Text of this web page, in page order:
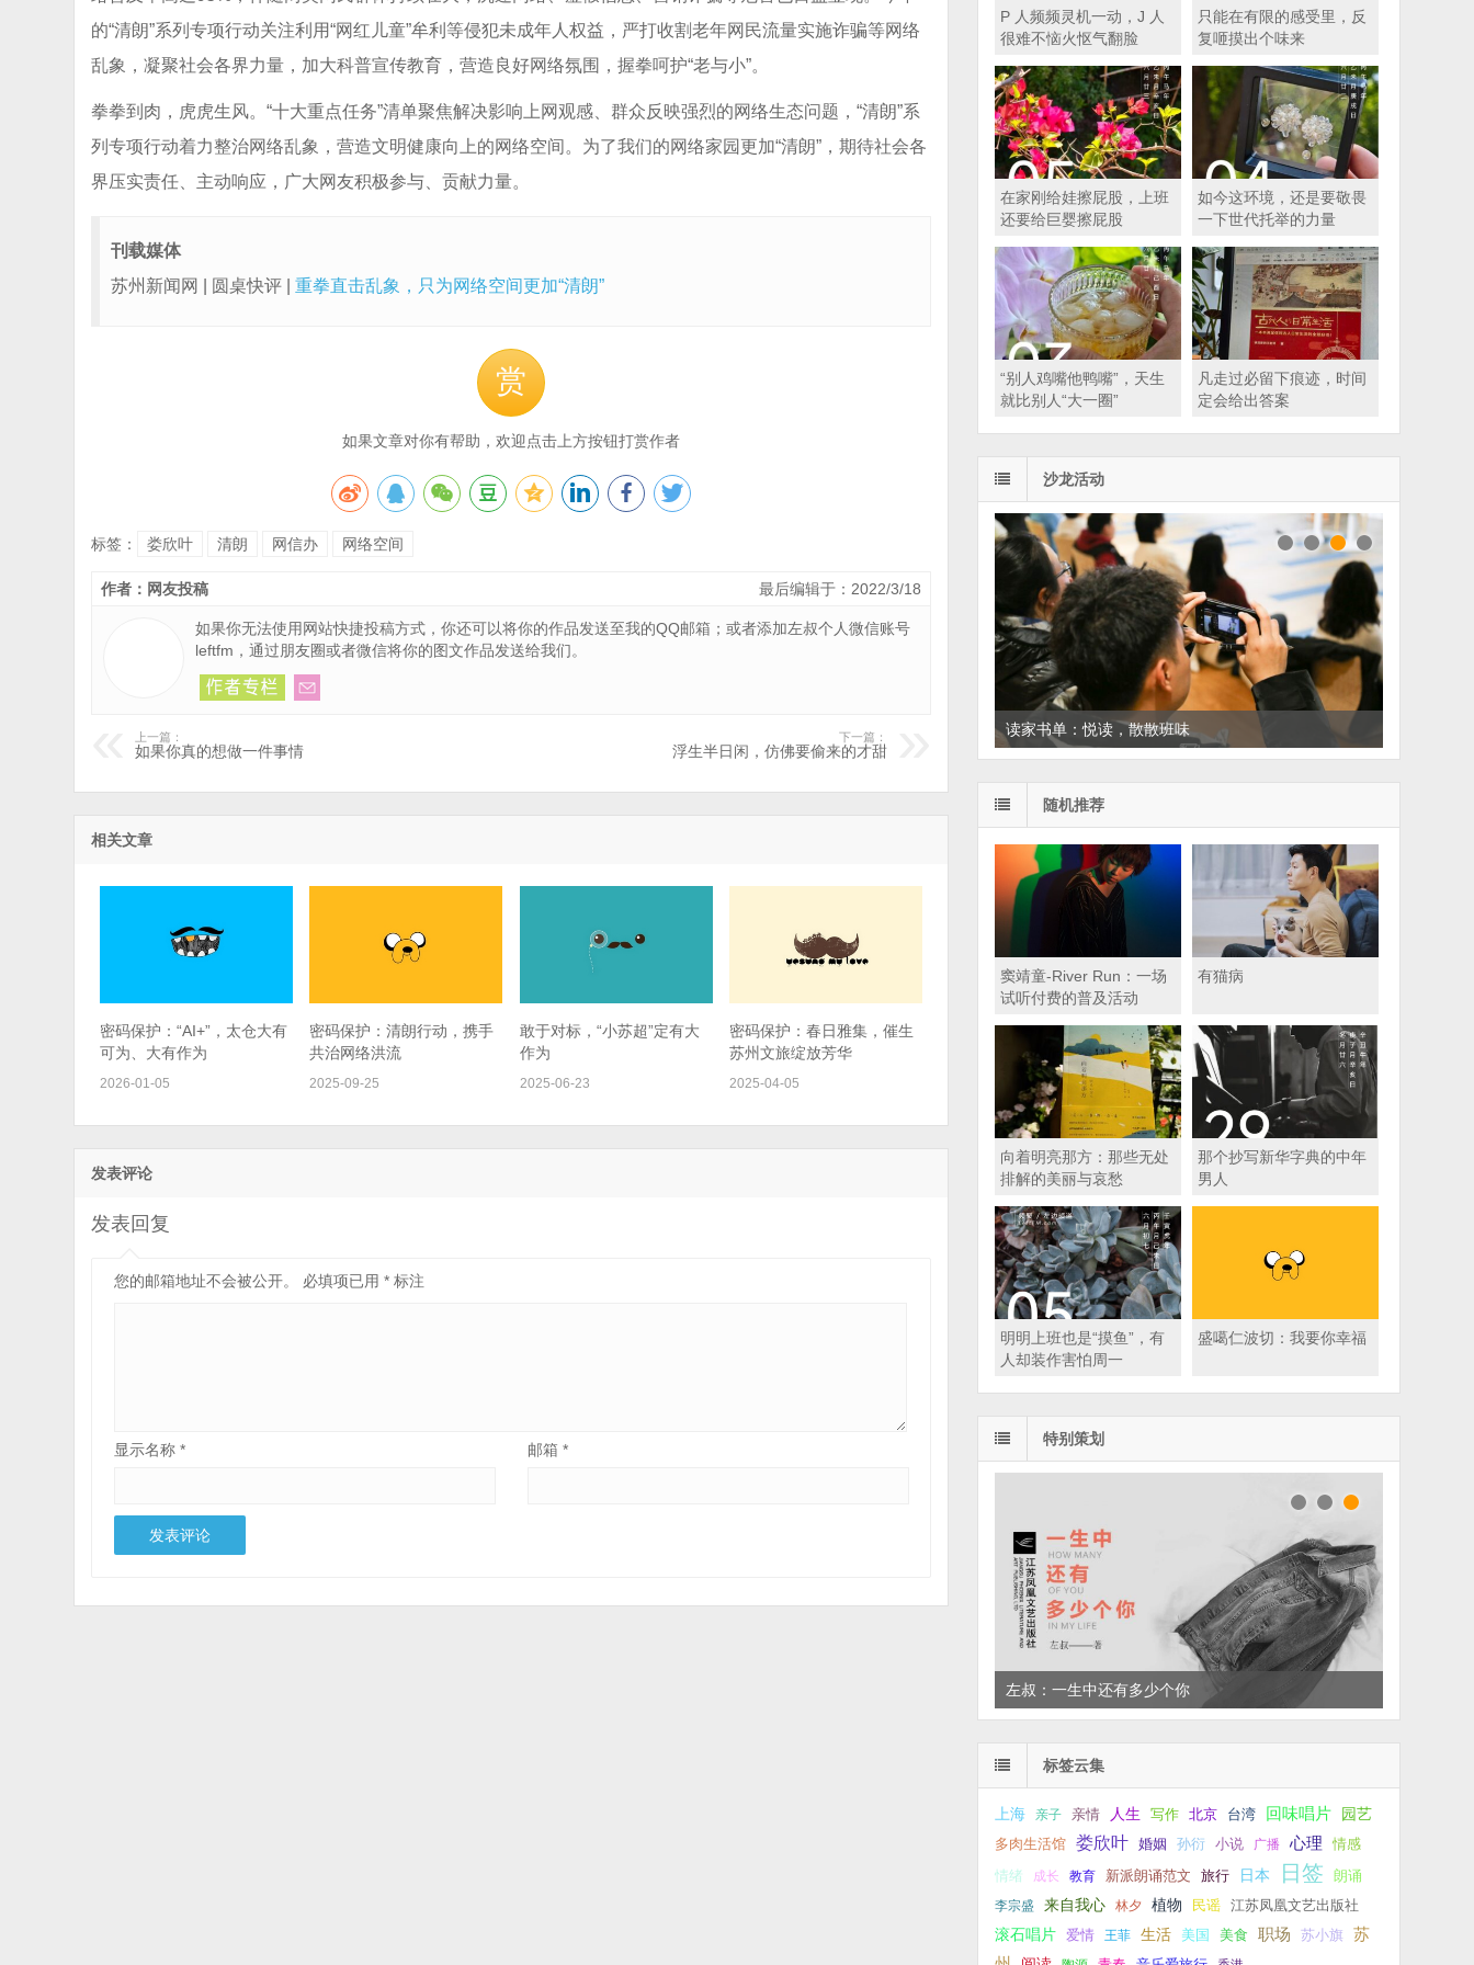
的“清朗”系列专项行动关注利用“网红儿童”牟利等侵犯未成年人权益，严打收割老年网民流量实施诈骗等网络
乱象，凝聚社会各界力量，加大科普宣传教育，营造良好网络氛围，握拳呵护“老与小”。
拳拳到肉，虎虎生风。“十大重点任务”清单聚焦解决影响上网观感、群众反映强烈的网络生态问题，“清朗”系
列专项行动着力整治网络乱象，营造文明健康向上的网络空间。为了我们的网络家园更加“清朗”，期待社会各
界压实责任、主动响应，广大网友积极参与、贡献力量。
刊载媒体
苏州新闻网 | 圆桌快评 |重拳直击乱象，只为网络空间更加“清朗”
赏
如果文章对你有帮助，欢迎点击上方按钮打赏作者
标签： 娄欣叶 清朗 网信办 网络空间
最后编辑于：2022/3/18
作者：网友投稿
如果你无法使用网站快捷投稿方式，你还可以将你的作品发送至我的QQ邮箱 ；或者添加左叔个人微信账号
leftfm，通过朋友圈或者微信将你的图文作品发送给我们。
上一篇：
如果你真的想做一件事情
下一篇：
浮生半日闲，仿佛要偷来的才甜
相关文章
密码保护：“AI+”，太仓大有
可为、大有作为
2026-01-05
密码保护：清朗行动，携手
共治网络洪流
2025-09-25
敢于对标，“小苏超”定有大
作为
2025-06-23
密码保护：春日雅集，催生
苏州文旅绽放芳华
2025-04-05
发表评论
发表回复
您的邮箱地址不会被公开。 必填项已用* 标注
显示名称* 邮箱 *
P 人频频灵机一动，J 人
很难不恼火怄气翻脸
只能在有限的感受里，反
复咂摸出个味来
在家刚给娃擦屁股，上班
还要给巨婴擦屁股
如今这环境，还是要敬畏
一下世代托举的力量
“别人鸡嘴他鸭嘴”，天生
就比别人“大一圈”
凡走过必留下痕迹，时间
定会给出答案
沙龙活动
读家书单：悦读，散散班味
随机推荐
窦靖童-River Run：一场
试听付费的普及活动
有猫病
向着明亮那方：那些无处
排解的美丽与哀愁
那个抄写新华字典的中年
男人
明明上班也是“摸鱼”，有
人却装作害怕周一
盛噶仁波切：我要你幸福
特别策划
左叔：一生中还有多少个你
标签云集
上海 亲子 亲情 人生 写作 北京 台湾 回味唱片 园艺
多肉生活馆 娄欣叶 婚姻 孙衍 小说 广播 心理 情感
情绪 成长 教育 新派朗诵范文 旅行 日本 日签 朗诵
李宗盛 来自我心 林夕 植物 民谣
江苏凤凰文艺出版社
滚石唱片
爱情 王菲 生活 美国 美食 职场 苏小旗
苏